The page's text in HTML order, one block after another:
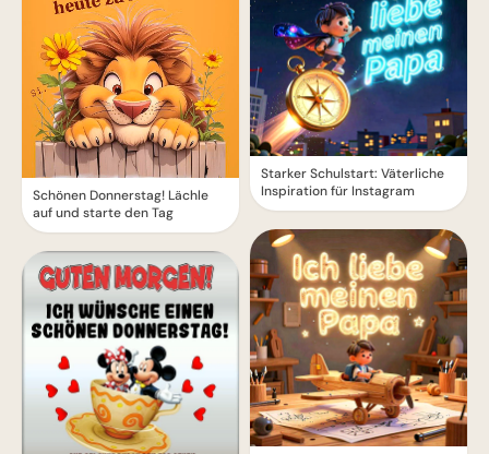
Schönen Donnerstag! Lächle
auf und starte den Tag
Starker Schulstart: Väterliche
Inspiration für Instagram